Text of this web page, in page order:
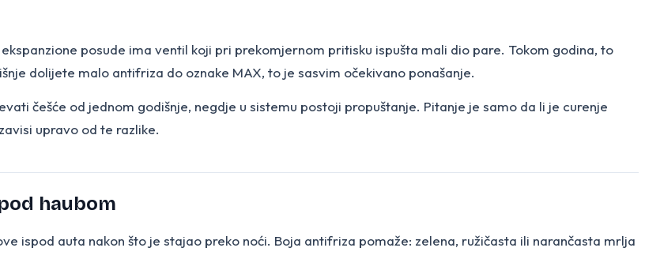
posude ima ventil koji pri prekomjernom pritisku ispušta mali dio pare. Tokom godina, to
dolijete malo antifriza do oznake MAX, to je sasvim očekivano ponašanje.
češće od jednom godišnje, negdje u sistemu postoji propuštanje. Pitanje je samo da li je curenje
upravo od te razlike.
haubom
ispod auta nakon što je stajao preko noći. Boja antifriza pomaže: zelena, ružičasta ili narančasta mrlja